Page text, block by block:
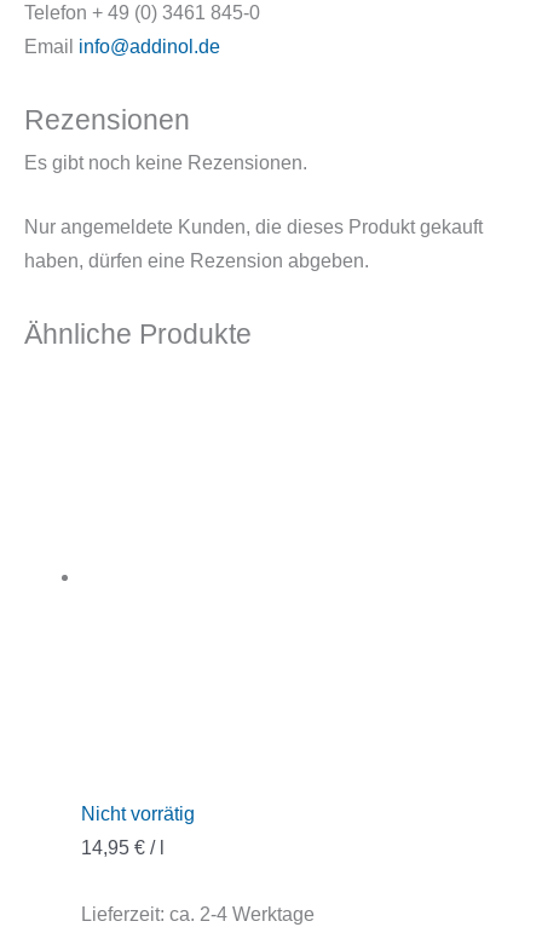
Telefon + 49 (0) 3461 845-0
Email info@addinol.de
Rezensionen
Es gibt noch keine Rezensionen.
Nur angemeldete Kunden, die dieses Produkt gekauft
haben, dürfen eine Rezension abgeben.
Ähnliche Produkte
Nicht vorrätig
14,95 €/
Lieferzeit: ca. 2-4 Werktage